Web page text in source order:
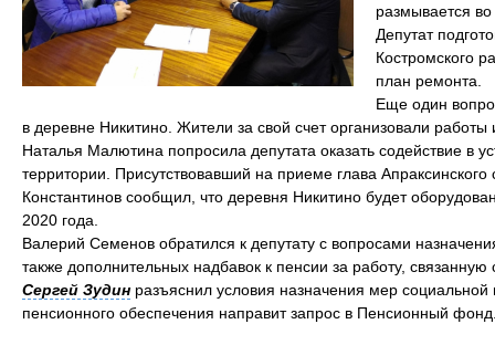
размывается
Депутат
Костромского
план ремонта.
Еще один
в деревне Никитино. Жители за свой счет организовали
Наталья Малютина попросила депутата оказать содействие в
территории. Присутствовавший на приеме глава
Константинов сообщил, что деревня Никитино будет
2020 года.
Валерий Семенов обратился к депутату с вопросами
также дополнительных надбавок к пенсии за работу,
Сергей Зудин разъяснил условия назначения мер
пенсионного обеспечения направит запрос в Пенсионный